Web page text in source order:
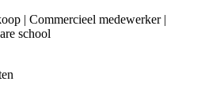
| Commercieel medewerker |
school